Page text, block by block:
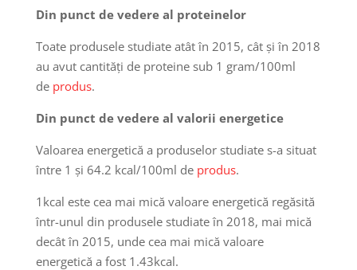
Din punct de vedere al proteinelor
Toate produsele studiate atât în 2015, cât și în 2018
au avut cantități de proteine sub 1 gram/100ml
de produs.
Din punct de vedere al valorii energetice
Valoarea energetică a produselor studiate s-a situat
între 1 și 64.2 kcal/100ml de produs.
1kcal este cea mai mică valoare energetică regăsită
într-unul din produsele studiate în 2018, mai mică
decât în 2015, unde cea mai mică valoare
energetică a fost 1.43kcal.